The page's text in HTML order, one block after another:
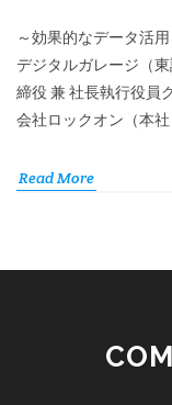
～効果的なデータ活
デジタルガレージ（
締役 兼 社長執行役員
会社ロックオン（本
Read More